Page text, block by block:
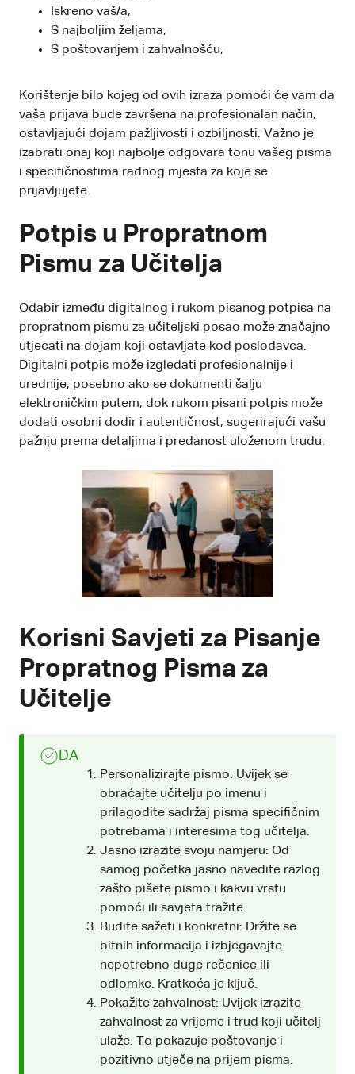
Iskreno vaš/a,
S najboljim željama,
S poštovanjem i zahvalnošću,
Korištenje bilo kojeg od ovih izraza pomoći će vam da
vaša prijava bude završena na profesionalan način,
ostavljajući dojam pažljivosti i ozbiljnosti. Važno je
izabrati onaj koji najbolje odgovara tonu vašeg pisma
i specifičnostima radnog mjesta za koje se
prijavljujete.
Potpis u Propratnom
Pismu za Učitelja
Odabir između digitalnog i rukom pisanog potpisa na
propratnom pismu za učiteljski posao može značajno
utjecati na dojam koji ostavljate kod poslodavca.
Digitalni potpis može izgledati profesionalnije i
urednije, posebno ako se dokumenti šalju
elektroničkim putem, dok rukom pisani potpis može
dodati osobni dodir i autentičnost, sugerirajući vašu
pažnju prema detaljima i predanost uloženom trudu.
Korisni Savjeti za Pisanje
Propratnog Pisma za
Učitelje
DA
Personalizirajte pismo: Uvijek se
obraćajte učitelju po imenu i
prilagodite sadržaj pisma specifičnim
potrebama i interesima tog učitelja.
Jasno izrazite svoju namjeru: Od
samog početka jasno navedite razlog
zašto pišete pismo i kakvu vrstu
pomoći ili savjeta tražite.
Budite sažeti i konkretni: Držite se
bitnih informacija i izbjegavajte
nepotrebno duge rečenice ili
odlomke. Kratkoća je ključ.
Pokažite zahvalnost: Uvijek izrazite
zahvalnost za vrijeme i trud koji učitelj
ulaže. To pokazuje poštovanje i
pozitivno utječe na prijem pisma.